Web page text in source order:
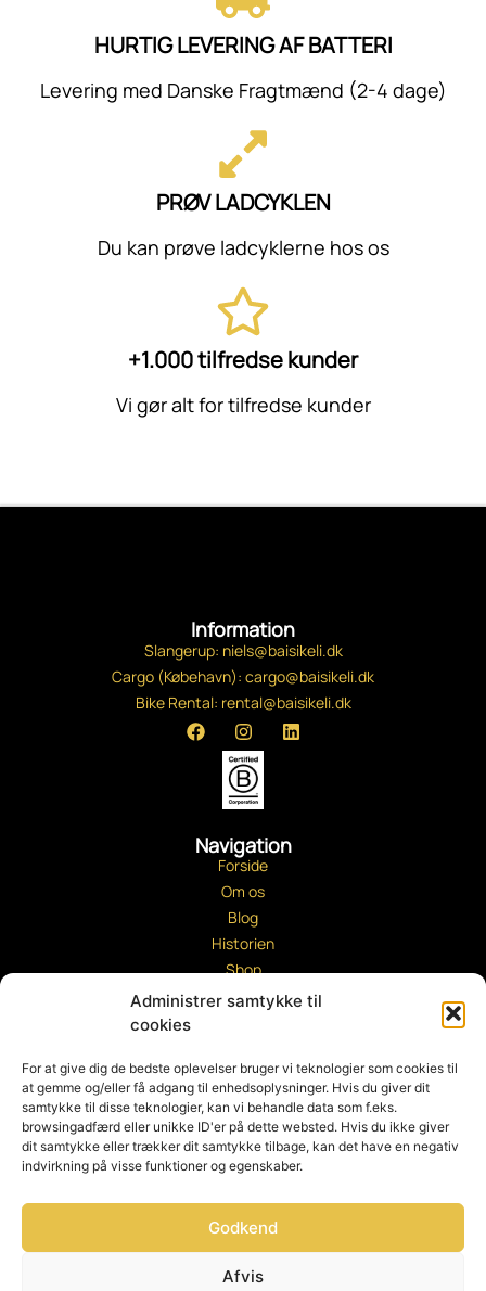
Administrer samtykke til
cookies
For at give dig de bedste oplevelser bruger vi teknologier som cookies til
at gemme og/eller få adgang til enhedsoplysninger. Hvis du giver dit
samtykke til disse teknologier, kan vi behandle data som f.eks.
browsingadfærd eller unikke ID'er på dette websted. Hvis du ikke giver
dit samtykke eller trækker dit samtykke tilbage, kan det have en negativ
indvirkning på visse funktioner og egenskaber.
Godkend
Afvis
HURTIG LEVERING AF BATTERI
Levering med Danske Fragtmænd (2-4 dage)
PRØV LADCYKLEN
Du kan prøve ladcyklerne hos os
+1.000 tilfredse kunder
Vi gør alt for tilfredse kunder
Information
Slangerup: niels@baisikeli.dk
Cargo (Købehavn): cargo@baisikeli.dk
Bike Rental: rental@baisikeli.dk
Navigation
Forside
Om os
Blog
Historien
Shop
Slangerup
Betingelser
Kontakt os
Salg og levering
Privatlivspolitik
Tilbud